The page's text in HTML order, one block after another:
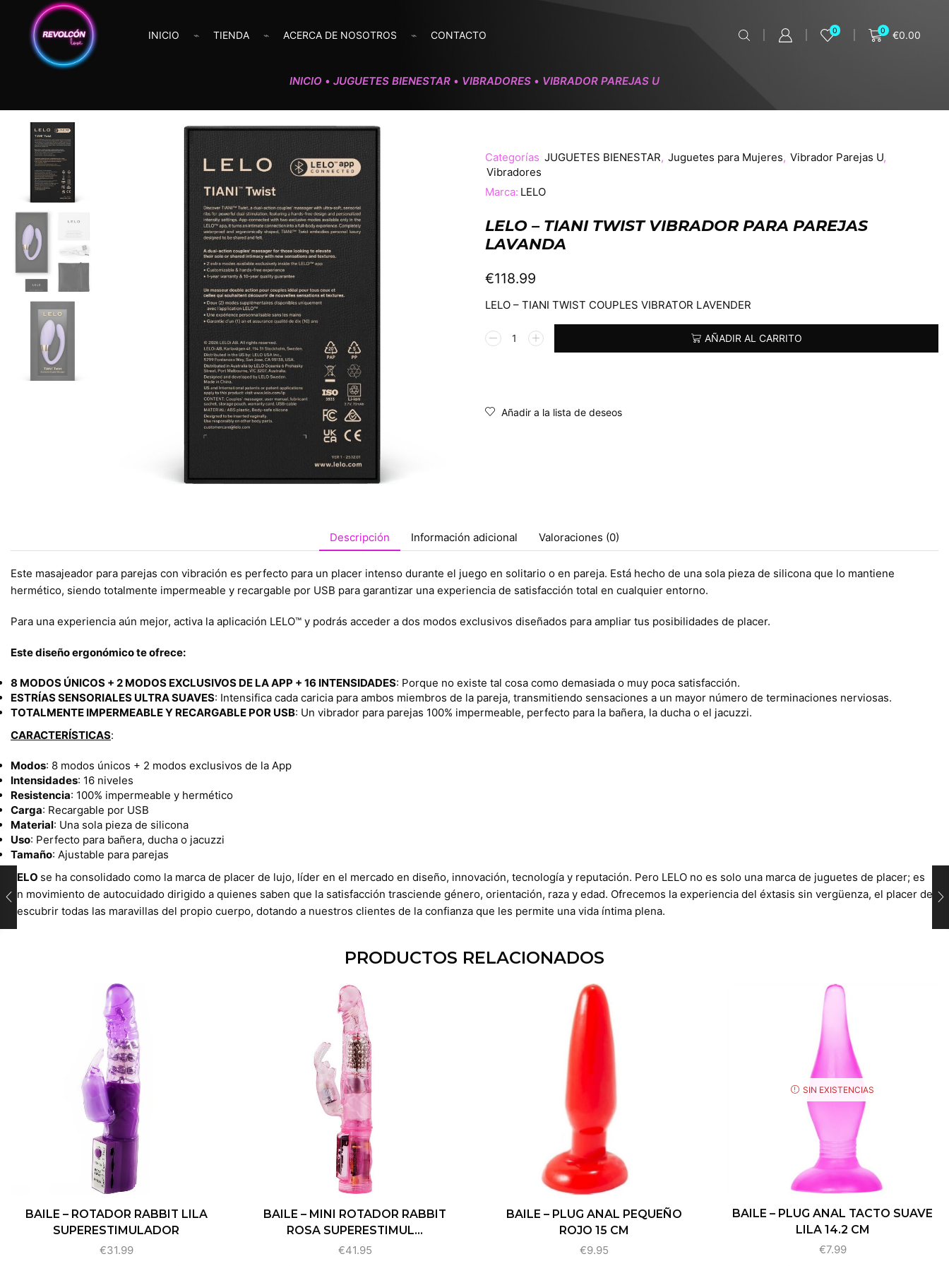
INICIO TIENDA ACERCA DE NOSOTROS CONTACTO 0 0 €0.00
INICIO • JUGUETES BIENESTAR • VIBRADORES • VIBRADOR PAREJAS U
Categorías JUGUETES BIENESTAR, Juguetes para Mujeres, Vibrador Parejas U,
Vibradores
Marca: LELO
LELO – TIANI TWIST VIBRADOR PARA PAREJAS
LAVANDA
€118.99
LELO – TIANI TWIST COUPLES VIBRATOR LAVENDER
AÑADIR AL CARRITO
Alternative:
Añadir a la lista de deseos
Descripción Información adicional Valoraciones (0)
Este masajeador para parejas con vibración es perfecto para un placer intenso durante el juego en solitario o en pareja. Está hecho de una sola pieza de silicona que lo mantiene
hermético, siendo totalmente impermeable y recargable por USB para garantizar una experiencia de satisfacción total en cualquier entorno.
Para una experiencia aún mejor, activa la aplicación LELO™ y podrás acceder a dos modos exclusivos diseñados para ampliar tus posibilidades de placer.
Este diseño ergonómico te ofrece:
8 MODOS ÚNICOS + 2 MODOS EXCLUSIVOS DE LA APP + 16 INTENSIDADES: Porque no existe tal cosa como demasiada o muy poca satisfacción.
ESTRÍAS SENSORIALES ULTRA SUAVES: Intensifica cada caricia para ambos miembros de la pareja, transmitiendo sensaciones a un mayor número de terminaciones nerviosas.
TOTALMENTE IMPERMEABLE Y RECARGABLE POR USB: Un vibrador para parejas 100% impermeable, perfecto para la bañera, la ducha o el jacuzzi.
CARACTERÍSTICAS:
Modos: 8 modos únicos + 2 modos exclusivos de la App
Intensidades: 16 niveles
Resistencia: 100% impermeable y hermético
Carga: Recargable por USB
Material: Una sola pieza de silicona
Uso: Perfecto para bañera, ducha o jacuzzi
Tamaño: Ajustable para parejas
LELO se ha consolidado como la marca de placer de lujo, líder en el mercado en diseño, innovación, tecnología y reputación. Pero LELO no es solo una marca de juguetes de placer; es
un movimiento de autocuidado dirigido a quienes saben que la satisfacción trasciende género, orientación, raza y edad. Ofrecemos la experiencia del éxtasis sin vergüenza, el placer de
descubrir todas las maravillas del propio cuerpo, dotando a nuestros clientes de la confianza que les permite una vida íntima plena.
PRODUCTOS RELACIONADOS
BAILE – ROTADOR RABBIT LILA
SUPERESTIMULADOR
€31.99
BAILE – MINI ROTADOR RABBIT
ROSA SUPERESTIMUL...
€41.95
BAILE – PLUG ANAL PEQUEÑO
ROJO 15 CM
€9.95
SIN EXISTENCIAS
BAILE – PLUG ANAL TACTO SUAVE
LILA 14.2 CM
€7.99